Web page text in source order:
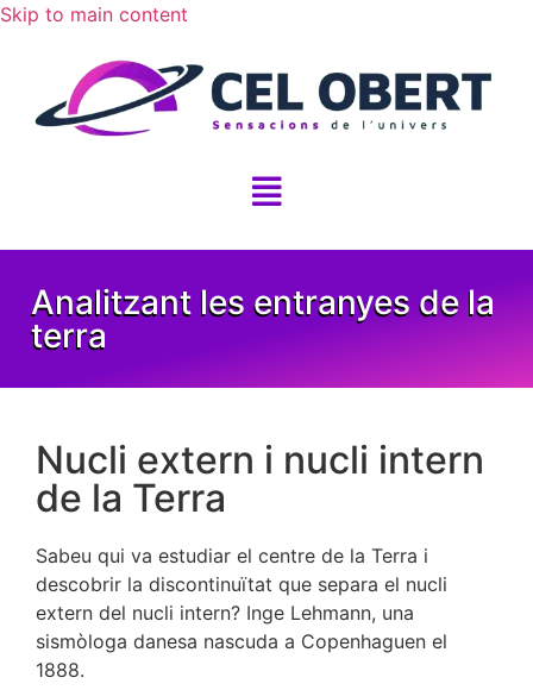
Skip to main content
Analitzant les entranyes de la
terra
Nucli extern i nucli intern
de la Terra
Sabeu qui va estudiar el centre de la Terra i
descobrir la discontinuïtat que separa el nucli
extern del nucli intern? Inge Lehmann, una
sismòloga danesa nascuda a Copenhaguen el
1888.